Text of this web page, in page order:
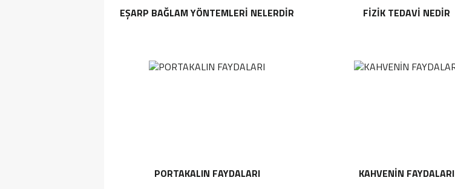
EŞARP BAĞLAM YÖNTEMLERI NELERDIR FIZIK TEDAVI NEDIR
PORTAKALIN FAYDALARI KAHVENIN FAYDALARI